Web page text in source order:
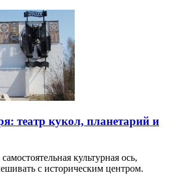
театр кукол, планетарий и
культурная ось,
с историческим центром.